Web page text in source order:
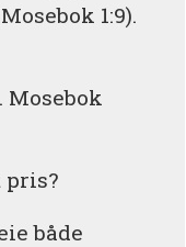
1:9).
Mosebok
både